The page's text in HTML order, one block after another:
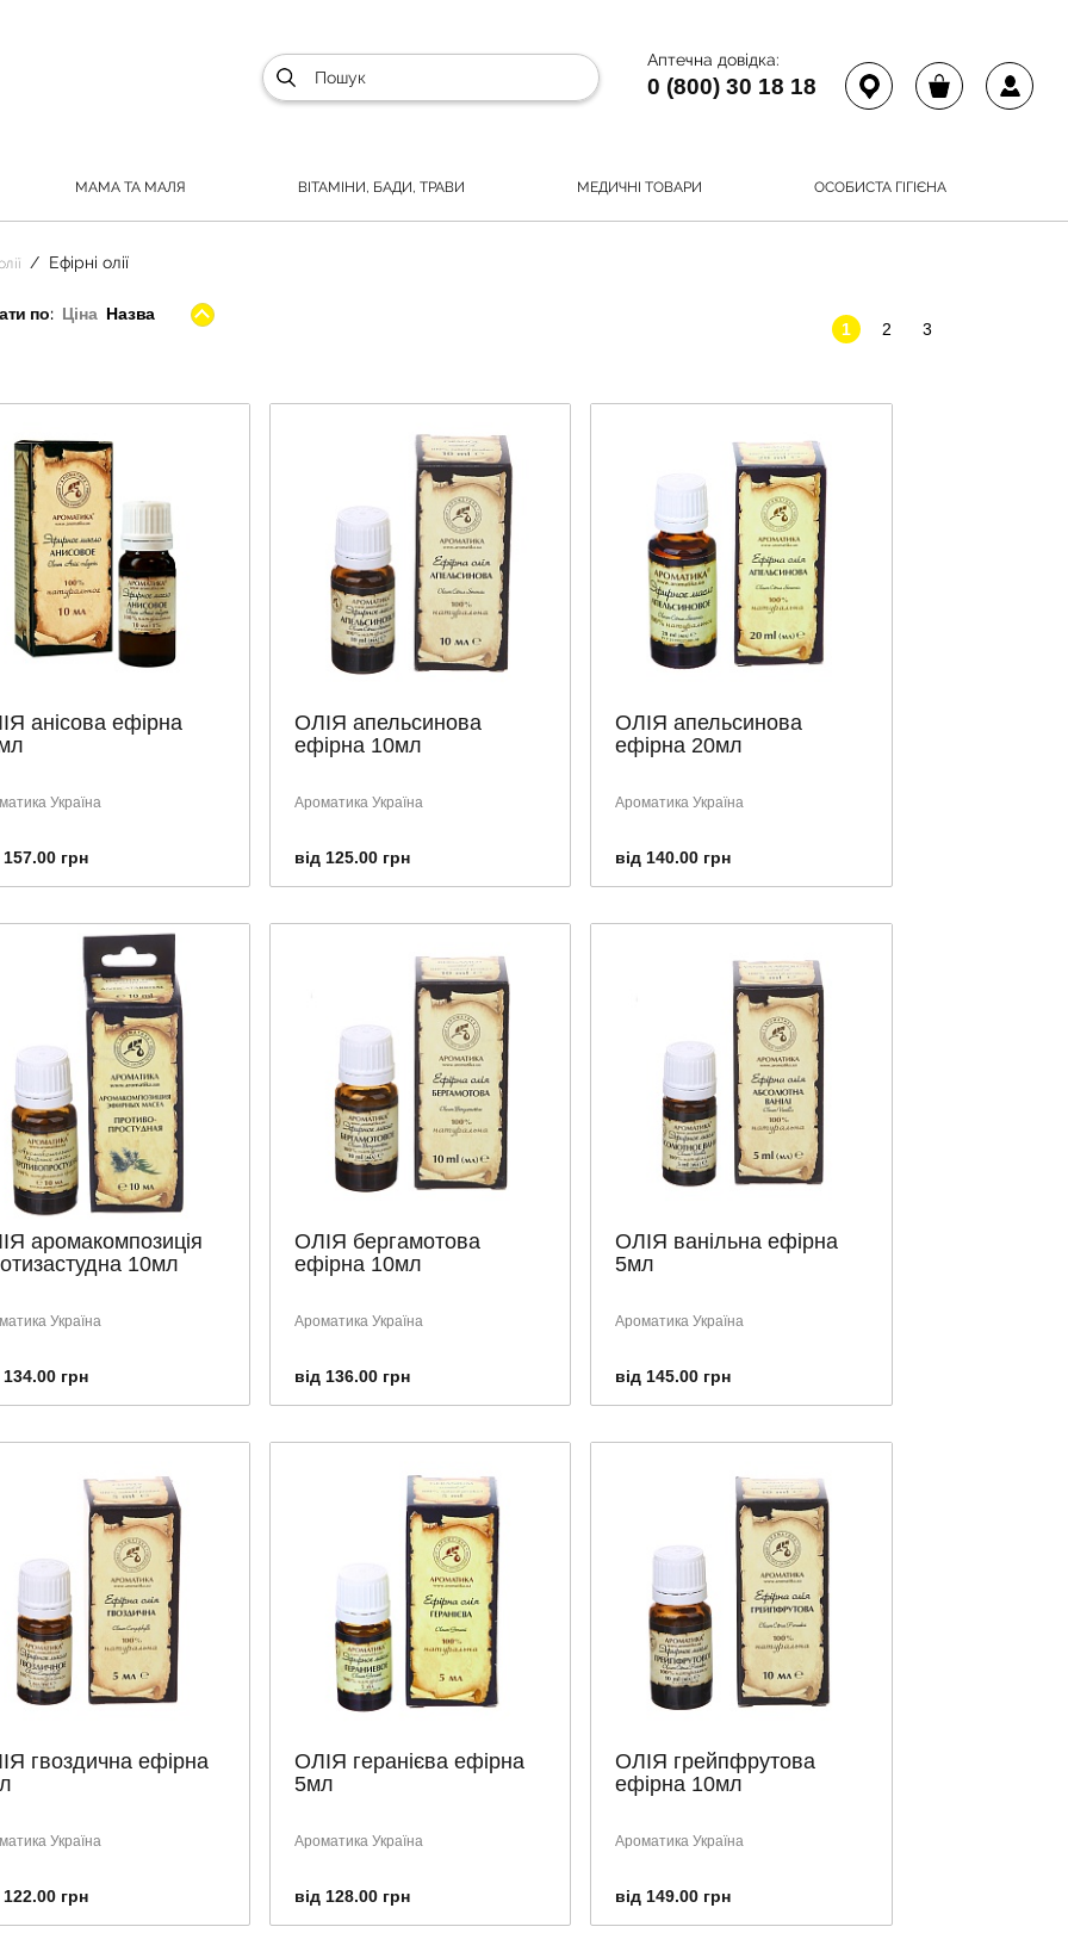
Аптечна довідка:
0 (800) 30 18 18
МАМА ТА МАЛЯ ВІТАМІНИ, БАДИ, ТРАВИ МЕДИЧНІ ТОВАРИ ОСОБИСТА ГІГІЄНА
Ефірні олії
по: Ціна Назва
1
2 3
анісова ефірна
Україна
157.00 грн
ОЛІЯ апельсинова
ефірна 10мл
Ароматика Україна
від 125.00 грн
ОЛІЯ апельсинова
ефірна 20мл
Ароматика Україна
від 140.00 грн
аромакомпозиція
10мл
Україна
134.00 грн
ОЛІЯ бергамотова
ефірна 10мл
Ароматика Україна
від 136.00 грн
ОЛІЯ ванільна ефірна
5мл
Ароматика Україна
від 145.00 грн
гвоздична ефірна
Україна
122.00 грн
ОЛІЯ геранієва ефірна
5мл
Ароматика Україна
від 128.00 грн
ОЛІЯ грейпфрутова
ефірна 10мл
Ароматика Україна
від 149.00 грн